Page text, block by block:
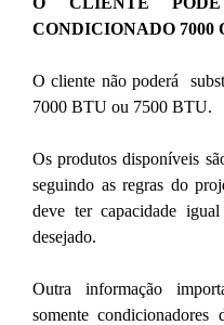
CONDICIONADO 7000
O cliente não poderá
7000 BTU ou 7500 BTU.
Os produtos disponíveis
seguindo as regras do
deve ter capacidade
desejado.
Outra informação
somente